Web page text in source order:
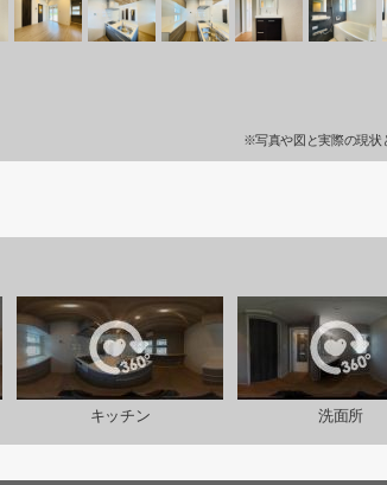
※写真や図と実際の現状
キッチン 洗面所